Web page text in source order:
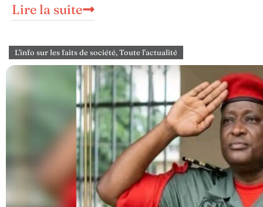
Lire la suite
L'info sur les faits de société,Toute l'actualité